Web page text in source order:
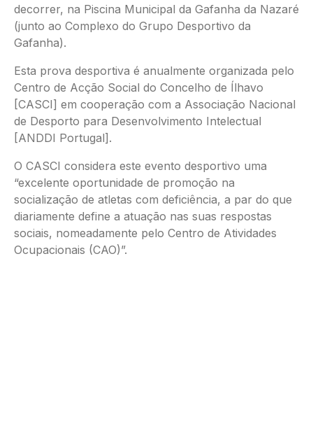
decorrer, na Piscina Municipal da Gafanha da Nazaré
(junto ao Complexo do Grupo Desportivo da
Gafanha).
Esta prova desportiva é anualmente organizada pelo
Centro de Acção Social do Concelho de Ílhavo
[CASCI] em cooperação com a Associação Nacional
de Desporto para Desenvolvimento Intelectual
[ANDDI Portugal].
O CASCI considera este evento desportivo uma
“excelente oportunidade de promoção na
socialização de atletas com deficiência, a par do que
diariamente define a atuação nas suas respostas
sociais, nomeadamente pelo Centro de Atividades
Ocupacionais (CAO)”.